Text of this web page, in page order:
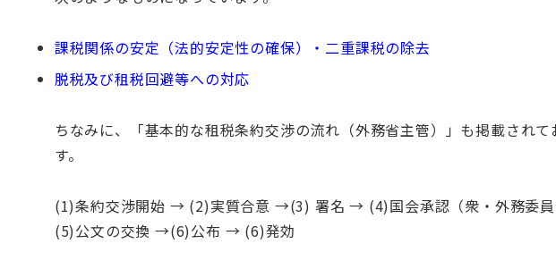
課税関係の安定（法的安定性の確保）・二重課税の除去
脱税及び租税回避等への対応
ちなみに、「基本的な租税条約交渉の流れ（外務省主管）」も掲載され
す。
(1)条約交渉開始 → (2)実質合意 →(3) 署名 → (4)国会承認（衆・外務委
(5)公文の交換 →(6)公布 → (6)発効